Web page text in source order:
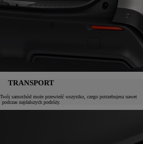
TRANSPORT
samochód może przewieźć wszystko, czego potrzebujesz nawet
podczas najdalszych podróży.